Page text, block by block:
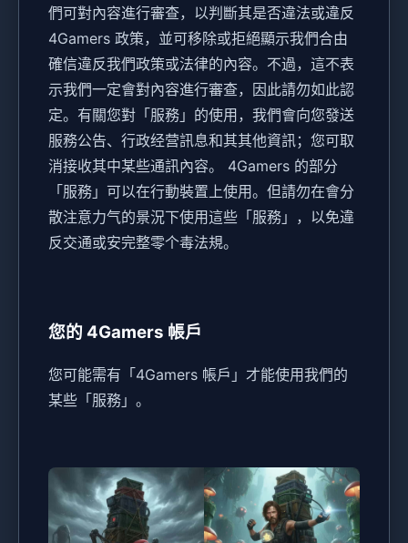
們可對內容進行審查，以判斷其是否違法或違反
4Gamers 政策，並可移除或拒絕顯示我們合由
確信違反我們政策或法律的內容。不過，這不表
示我們一定會對內容進行審查，因此請勿如此認
定。有關您對「服務」的使用，我們會向您發送
服務公告、行政经营訊息和其其他資訊；您可取
消接收其中某些通訊內容。 4Gamers 的部分
「服務」可以在行動裝置上使用。但請勿在會分
散注意力气的景況下使用這些「服務」，以免違
反交通或安完整零个毒法規。
您的 4Gamers 帳戶
您可能需有「4Gamers 帳戶」才能使用我們的
某些「服務」。